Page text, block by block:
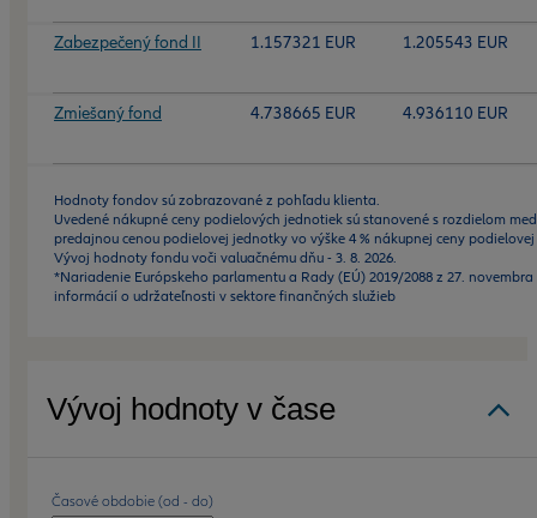
Zabezpečený fond II 1.157321 EUR 1.205543 EUR
Zmiešaný fond 4.738665 EUR 4.936110 EUR
Hodnoty fondov sú zobrazované z pohľadu klienta.
Uvedené nákupné ceny podielových jednotiek sú stanovené s rozdielom
predajnou cenou podielovej jednotky vo výške 4 % nákupnej ceny
Vývoj hodnoty fondu voči valuačnému dňu - 3. 8. 2026.
*Nariadenie Európskeho parlamentu a Rady (EÚ) 2019/2088 z 27.
informácií o udržateľnosti v sektore finančných služieb
Vývoj hodnoty v čase
Časové obdobie (od - do)